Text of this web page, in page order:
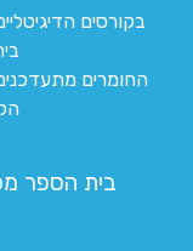
בקורסים
החומרים
בית הספר